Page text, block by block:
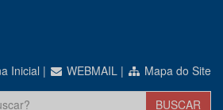
Inicial | WEBMAIL | Mapa do Site